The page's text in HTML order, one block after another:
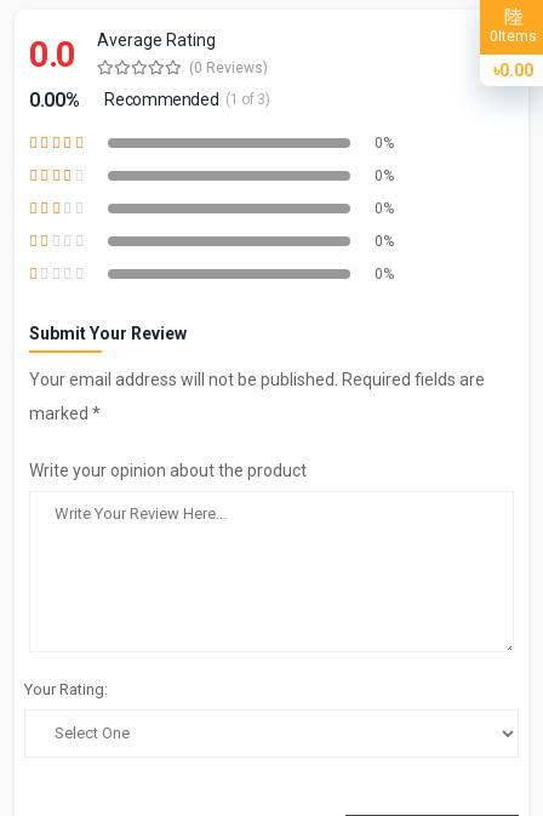
0.0 Average Rating
(0 Reviews)
0.00% Recommended (1 of 3)
0%
0%
0%
0%
0%
Submit Your Review
Your email address will not be published. Required fields are
marked *
Write your opinion about the product
Your Rating:
0Items
৳0.00